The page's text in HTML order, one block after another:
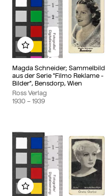
Magda Schneider; Sammelbild
aus der Serie "Filmo Reklame -
Bilder", Bensdorp, Wien
Ross Verlag
1930 – 1939
Add to my album
Add to my album